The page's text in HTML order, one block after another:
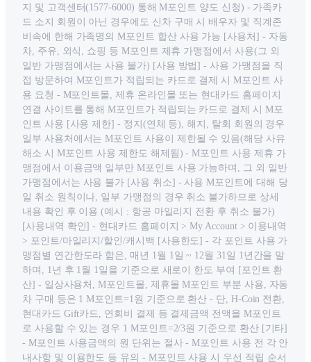
지 및 고객센터(1577-6000) 통해 M포인트 양도 신청) - 가족카
드 소지 회원이 아닌 경우에도 신차 구매 시 배우자 및 직계존
비속에 한해 가족명의 M포인트 합산 사용 가능 [사용처] - 자동
차, 주유, 외식, 쇼핑 등 M포인트 제휴 가맹점에서 사용(그 외
일반 가맹점에서는 사용 불가) [사용 방법] - 사용 가맹점을 직
접 방문하여 M포인트가 적립되는 카드로 결제 시 M포인트 사
용 요청 - M포인트몰, 제휴 온라인몰 또는 현대카드 홈페이지
연결 사이트를 통해 M포인트가 적립되는 카드로 결제 시 M포
인트 사용 [사용 제한] - 정지(연체 등), 해지, 탈회 회원의 경우
일부 사용처에서는 M포인트 사용이 제한될 수 있음(해당 사유
해소 시 M포인트 사용 제한도 해제됨) - M포인트 사용 제휴 가
맹점에서 이용금액 일부만 M포인트 사용 가능하며, 그 외 일반
가맹점에서는 사용 불가 [사용 취소] - 사용 M포인트에 대해 당
일 취소 원칙이나, 일부 가맹점의 경우 취소 불가하므로 상세
내용 확인 후 이용 (예시 : 항공 마일리지 전환 후 취소 불가)
[사용내역 확인] - 현대카드 홈페이지 > My Account > 이용내역
> 포인트/마일리지/할인/캐시백 [사용한도] - 각 포인트 사용 가
맹점별 연간한도라 함은, 매년 1월 1일 ~ 12월 31일 1년간을 말
하며, 1년 후 1월 1일을 기준으로 새로이 한도 부여 [포인트 환
산] - 일상사용처, M포인트몰, 제휴몰 M포인트 부분 사용, 자동
차 구매 등은 1 M포인트=1원 기준으로 환산 - 단, H-Coin 전환,
현대카드 Gift카드, 연회비 결제 등 결제금액 전액을 M포인트
로 사용할 수 있는 경우 1 M포인트=2/3원 기준으로 환산 [기타]
- M포인트 사용금액의 원 단위는 절사 - M포인트 사용 전 각 안
내사항 및 이용한도 등 유의 - M포인트 사용 시 우선 적립 순서